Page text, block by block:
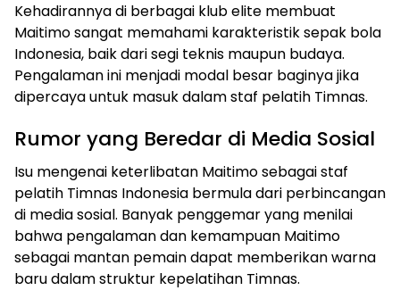
Kehadirannya di berbagai klub elite membuat
Maitimo sangat memahami karakteristik sepak bola
Indonesia, baik dari segi teknis maupun budaya.
Pengalaman ini menjadi modal besar baginya jika
dipercaya untuk masuk dalam staf pelatih Timnas.
Rumor yang Beredar di Media Sosial
Isu mengenai keterlibatan Maitimo sebagai staf
pelatih Timnas Indonesia bermula dari perbincangan
di media sosial. Banyak penggemar yang menilai
bahwa pengalaman dan kemampuan Maitimo
sebagai mantan pemain dapat memberikan warna
baru dalam struktur kepelatihan Timnas.